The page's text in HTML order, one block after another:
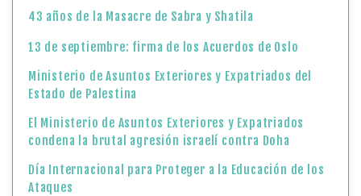
43 años de la Masacre de Sabra y Shatila
13 de septiembre: firma de los Acuerdos de Oslo
Ministerio de Asuntos Exteriores y Expatriados del
Estado de Palestina
El Ministerio de Asuntos Exteriores y Expatriados
condena la brutal agresión israelí contra Doha
Día Internacional para Proteger a la Educación de los
Ataques